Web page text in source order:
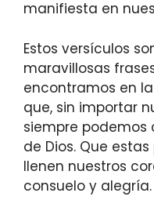
manifiesta en
Estos versículos
maravillosas
encontramos en
que, sin importar
siempre podemos
de Dios. Que
llenen nuestros
consuelo y alegría.